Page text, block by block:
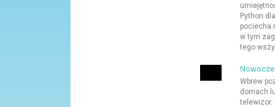
Python
pociecha
w tym
tego
Wbrew
domach
telewizor.